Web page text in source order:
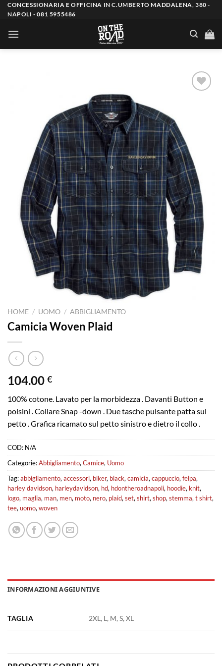
Salta
contenuti
CONCESSIONARIA E OFFICINA IN C.UMBERTO MADDALENA, 380 -
NAPOLI - 081 5955486
HOME / UOMO / ABBIGLIAMENTO
Camicia Woven Plaid
104.00 €
100% cotone. Lavato per la morbidezza . Davanti Button e
polsini . Collare Snap -down . Due tasche pulsante patta sul
petto . Grafica ricamato sul petto sinistro e dietro il collo .
COD: N/A
Categorie:Abbigliamento,Camice, Uomo
Tag:abbigliamento,accessori, biker, black,camicia,cappuccio,felpa,
harley davidson, harleydavidson, hd, hdontheroadnapoli, hoodie, knit,
logo, maglia, man, men, moto, nero, plaid,set,shirt,shop,stemma,t shirt,
tee,uomo,woven
INFORMAZIONI AGGIUNTIVE
TAGLIA 2XL, L, M, S, XL